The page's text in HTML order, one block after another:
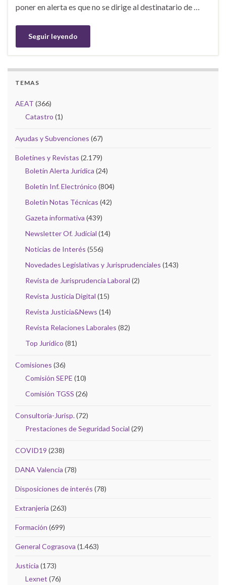
poner en alerta es que no se dirige al destinatario de …
Seguir leyendo
TEMAS
AEAT (366)
Catastro (1)
Ayudas y Subvenciones (67)
Boletines y Revistas (2.179)
Boletín Alerta Jurídica (24)
Boletín Inf. Electrónico (804)
Boletín Notas Técnicas (42)
Gazeta informativa (439)
Newsletter Of. Judicial (14)
Noticias de Interés (556)
Novedades Legislativas y Jurisprudenciales (143)
Revista de Jurisprudencia Laboral (2)
Revista Justicia Digital (15)
Revista Justicia&News (14)
Revista Relaciones Laborales (82)
Top Jurídico (81)
Comisiones (36)
Comisión SEPE (10)
Comisión TGSS (26)
Consultoría-Jurisp.(72)
Prestaciones de Seguridad Social (29)
COVID19 (238)
DANA Valencia (78)
Disposiciones de interés (78)
Extranjería (263)
Formación (699)
General Cograsova (1.463)
Justicia (173)
Lexnet (76)